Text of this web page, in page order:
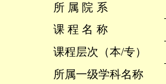
所属院系
课程名称
课程层次（本/专）
所属一级学科名称